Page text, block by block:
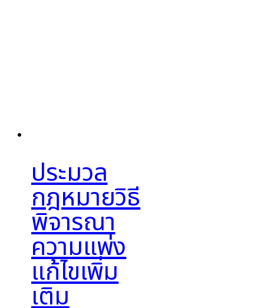
ประมวล
กฎหมายวิธี
พิจารณา
ความแพ่ง
แก้ไขเพิ่ม
เติม